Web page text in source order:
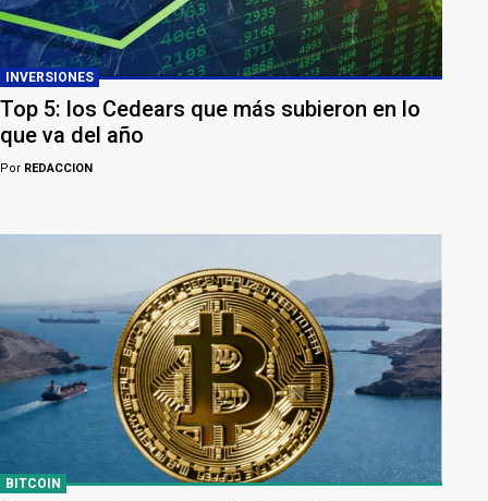
INVERSIONES
Top 5: los Cedears que más subieron en lo
que va del año
Por REDACCION
BITCOIN